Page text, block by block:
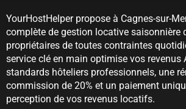
YourHostHelper propose à Cagnes-sur-
complète de gestion locative saisonnière
propriétaires de toutes contraintes
service clé en main optimise vos revenus
standards hôteliers professionnels, une
commission de 20% et un paiement
perception de vos revenus locatifs.